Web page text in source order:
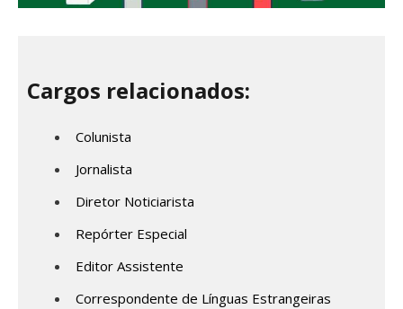
Cargos relacionados:
Colunista
Jornalista
Diretor Noticiarista
Repórter Especial
Editor Assistente
Correspondente de Línguas Estrangeiras